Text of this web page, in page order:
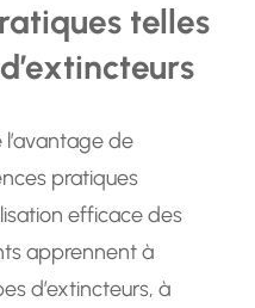
telles
l’avantage de
pratiques
efficace des
apprennent à
d’extincteurs, à